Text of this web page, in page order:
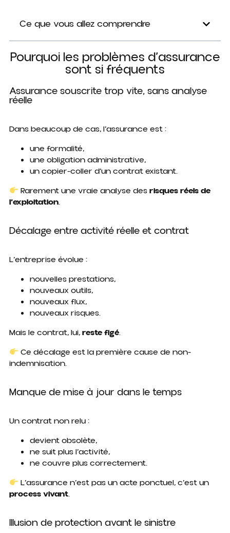
Ce que vous allez comprendre
Pourquoi les problèmes d’assurance
sont si fréquents
Assurance souscrite trop vite, sans analyse
réelle
Dans beaucoup de cas, l’assurance est :
une formalité,
une obligation administrative,
un copier-coller d’un contrat existant.
Rarement une vraie analyse desrisques réels de
l’exploitation.
Décalage entre activité réelle et contrat
L’entreprise évolue :
nouvelles prestations,
nouveaux outils,
nouveaux flux,
nouveaux risques.
Mais le contrat, lui,reste figé.
Ce décalage est la première cause de non-
indemnisation.
Manque de mise à jour dans le temps
Un contrat non relu :
devient obsolète,
ne suit plus l’activité,
ne couvre plus correctement.
L’assurance n’est pas un acte ponctuel, c’est un
process vivant.
Illusion de protection avant le sinistre